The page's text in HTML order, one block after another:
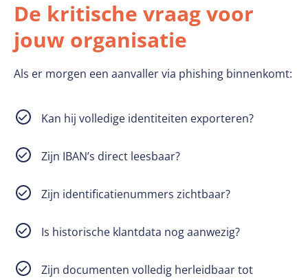
De kritische vraag voor
jouw organisatie
Als er morgen een aanvaller via phishing binnenkomt:
Kan hij volledige identiteiten exporteren?
Zijn IBAN’s direct leesbaar?
Zijn identificatienummers zichtbaar?
Is historische klantdata nog aanwezig?
Zijn documenten volledig herleidbaar tot